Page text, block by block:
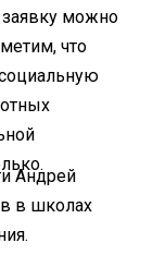
заявку можно
что
Андрей
в школах